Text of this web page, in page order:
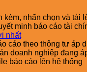
kèm, nhấn chọn và tải
minh báo cáo tài
nhất
cáo theo thông tư áp
doanh nghiệp đang
báo cáo lên hệ thống